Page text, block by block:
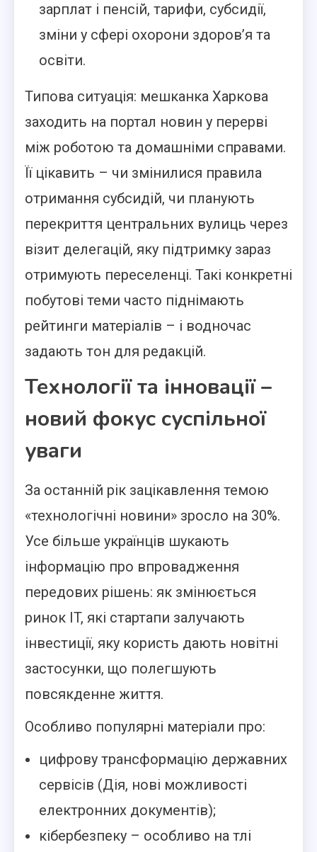
зарплат і пенсій, тарифи, субсидії,
зміни у сфері охорони здоров’я та
освіти.
Типова ситуація: мешканка Харкова
заходить на портал новин у перерві
між роботою та домашніми справами.
Її цікавить – чи змінилися правила
отримання субсидій, чи планують
перекриття центральних вулиць через
візит делегацій, яку підтримку зараз
отримують переселенці. Такі конкретні
побутові теми часто піднімають
рейтинги матеріалів – і водночас
задають тон для редакцій.
Технології та інновації –
новий фокус суспільної
уваги
За останній рік зацікавлення темою
«технологічні новини» зросло на 30%.
Усе більше українців шукають
інформацію про впровадження
передових рішень: як змінюється
ринок IT, які стартапи залучають
інвестиції, яку користь дають новітні
застосунки, що полегшують
повсякденне життя.
Особливо популярні матеріали про:
цифрову трансформацію державних
сервісів (Дія, нові можливості
електронних документів);
кібербезпеку – особливо на тлі